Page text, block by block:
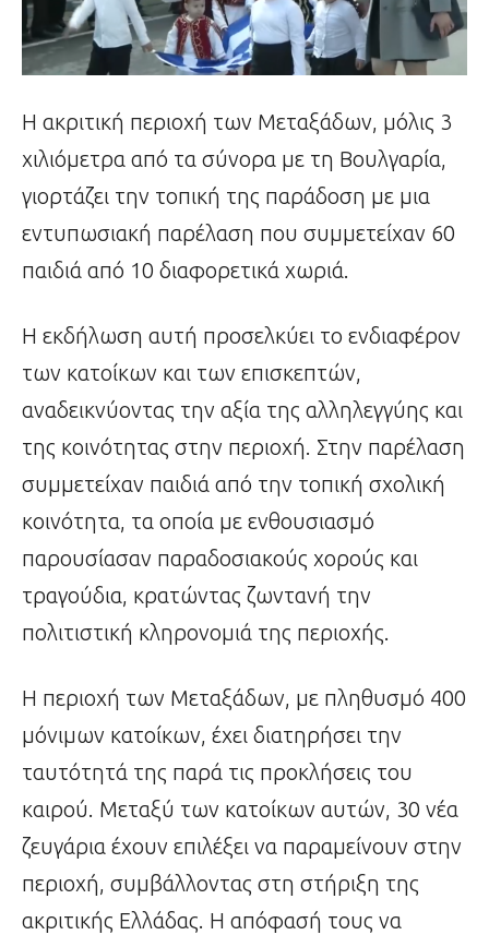
Η ακριτική περιοχή των Μεταξάδων, μόλις 3
χιλιόμετρα από τα σύνορα με τη Βουλγαρία,
γιορτάζει την τοπική της παράδοση με μια
εντυπωσιακή παρέλαση που συμμετείχαν 60
παιδιά από 10 διαφορετικά χωριά.
Η εκδήλωση αυτή προσελκύει το ενδιαφέρον
των κατοίκων και των επισκεπτών,
αναδεικνύοντας την αξία της αλληλεγγύης και
της κοινότητας στην περιοχή. Στην παρέλαση
συμμετείχαν παιδιά από την τοπική σχολική
κοινότητα, τα οποία με ενθουσιασμό
παρουσίασαν παραδοσιακούς χορούς και
τραγούδια, κρατώντας ζωντανή την
πολιτιστική κληρονομιά της περιοχής.
Η περιοχή των Μεταξάδων, με πληθυσμό 400
μόνιμων κατοίκων, έχει διατηρήσει την
ταυτότητά της παρά τις προκλήσεις του
καιρού. Μεταξύ των κατοίκων αυτών, 30 νέα
ζευγάρια έχουν επιλέξει να παραμείνουν στην
περιοχή, συμβάλλοντας στη στήριξη της
ακριτικής Ελλάδας. Η απόφασή τους να